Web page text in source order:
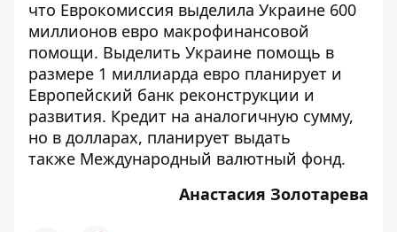
что Еврокомиссия выделила Украине 600
миллионов евро макрофинансовой
помощи. Выделить Украине помощь в
размере 1 миллиарда евро планирует и
Европейский банк реконструкции и
развития. Кредит на аналогичную сумму,
но в долларах, планирует выдать
также Международный валютный фонд.
Анастасия Золотарева